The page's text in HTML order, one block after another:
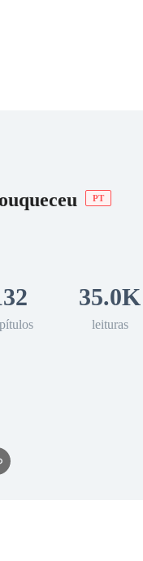
PT
35.0K
leituras